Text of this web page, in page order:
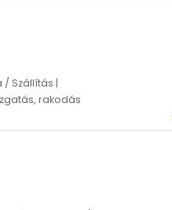
/ Szállítás |
rakodás